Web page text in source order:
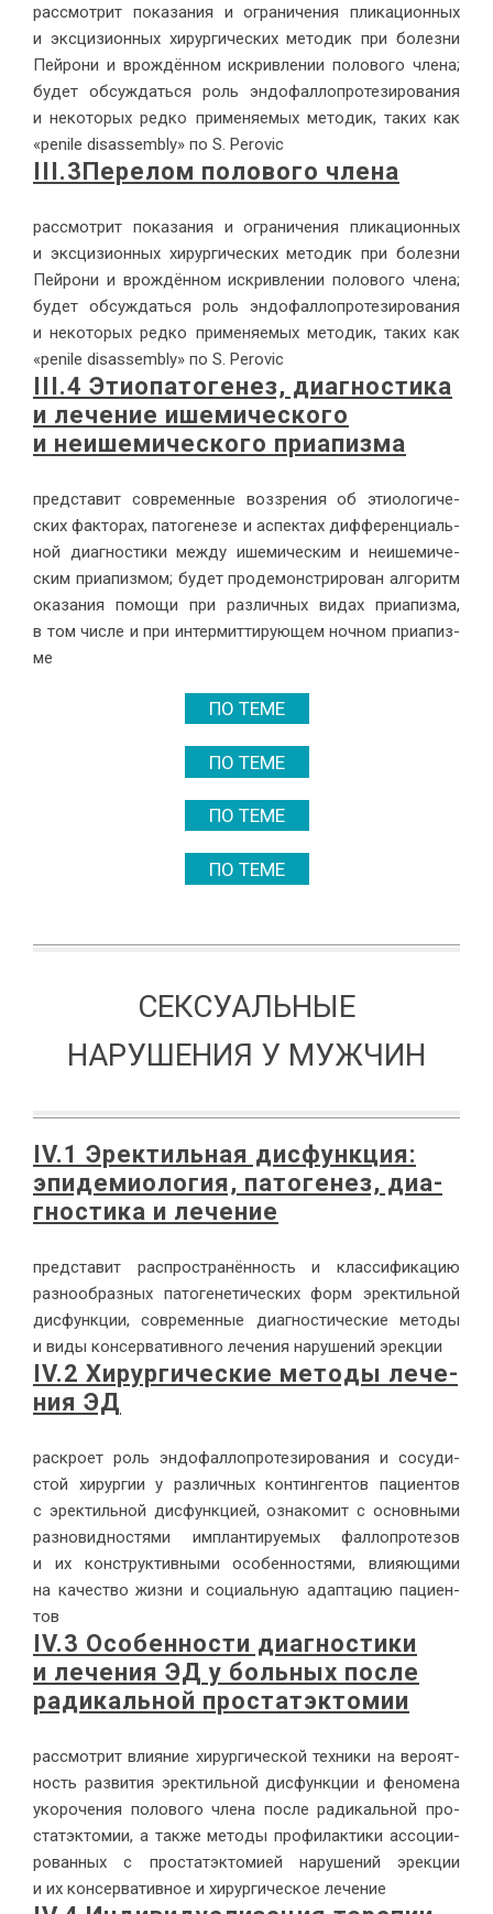
рас­смот­рит по­ка­за­ния и огра­ни­че­ния пли­ка­ци­он­ных
и экс­ци­зи­он­ных хи­рур­ги­че­ских ме­то­дик при бо­лез­ни
Пей­ро­ни и врож­дён­ном ис­крив­ле­нии по­ло­во­го чле­на;
бу­дет об­суж­дать­ся роль эн­до­фал­ло­про­те­зи­ро­ва­ния
и неко­то­рых ред­ко при­ме­ня­е­мых ме­то­дик, та­ких как
«penile disassembly» по S. Perovic
III.3Перелом полового члена
рас­смот­рит по­ка­за­ния и огра­ни­че­ния пли­ка­ци­он­ных
и экс­ци­зи­он­ных хи­рур­ги­че­ских ме­то­дик при бо­лез­ни
Пей­ро­ни и врож­дён­ном ис­крив­ле­нии по­ло­во­го чле­на;
бу­дет об­суж­дать­ся роль эн­до­фал­ло­про­те­зи­ро­ва­ния
и неко­то­рых ред­ко при­ме­ня­е­мых ме­то­дик, та­ких как
«penile disassembly» по S. Perovic
III.4 Этио­па­то­ге­нез, ди­а­гно­сти­ка
и ле­че­ние ише­ми­че­ско­го
и неише­ми­че­ско­го при­а­пиз­ма
пред­ста­вит совре­мен­ные воз­зре­ния об этио­ло­ги­че­
ских фак­то­рах, па­то­ге­не­зе и ас­пек­тах диф­фе­рен­ци­аль­
ной ди­а­гно­сти­ки меж­ду ише­ми­че­ским и неише­ми­че­
ским при­а­пиз­мом; бу­дет про­де­мон­стри­ро­ван ал­го­ритм
ока­за­ния по­мо­щи при раз­лич­ных ви­дах при­а­пиз­ма,
в том чис­ле и при ин­тер­мит­ти­ру­ю­щем ноч­ном при­а­пиз­
ме
ПО ТЕМЕ
ПО ТЕМЕ
ПО ТЕМЕ
ПО ТЕМЕ
СЕКСУАЛЬНЫЕ
НАРУШЕНИЯ У МУЖЧИН
IV.1 Эрек­тиль­ная дис­функ­ция:
эпи­де­мио­ло­гия, па­то­ге­нез, ди­а­
гно­сти­ка и ле­че­ние
пред­ста­вит рас­про­стра­нён­ность и клас­си­фи­ка­цию
раз­но­об­раз­ных па­то­ге­не­ти­че­ских форм эрек­тиль­ной
дис­функ­ции, совре­мен­ные ди­а­гно­сти­че­ские ме­то­ды
и ви­ды кон­сер­ва­тив­но­го ле­че­ния на­ру­ше­ний эрек­ции
IV.2 Хи­рур­ги­че­ские ме­то­ды ле­че­
ния ЭД
рас­кро­ет роль эн­до­фал­ло­про­те­зи­ро­ва­ния и со­су­ди­
стой хи­рур­гии у раз­лич­ных кон­тин­ген­тов па­ци­ен­тов
с эрек­тиль­ной дис­функ­ци­ей, озна­ко­мит с ос­нов­ны­ми
раз­но­вид­но­стя­ми им­план­ти­ру­е­мых фал­ло­про­те­зов
и их кон­струк­тив­ны­ми осо­бен­но­стя­ми, вли­я­ю­щи­ми
на ка­че­ство жиз­ни и со­ци­аль­ную адап­та­цию па­ци­ен­
тов
IV.3 Осо­бен­но­сти ди­а­гно­сти­ки
и ле­че­ния ЭД у боль­ных по­сле
ра­ди­каль­ной про­стат­эк­то­мии
рас­смот­рит вли­я­ние хи­рур­ги­че­ской тех­ни­ки на ве­ро­ят­
ность раз­ви­тия эрек­тиль­ной дис­функ­ции и фе­но­ме­на
уко­ро­че­ния по­ло­во­го чле­на по­сле ра­ди­каль­ной про­
стат­эк­то­мии, а так­же ме­то­ды про­фи­лак­ти­ки ас­со­ци­и­
ро­ван­ных с про­стат­эк­то­ми­ей на­ру­ше­ний эрек­ции
и их кон­сер­ва­тив­ное и хи­рур­ги­че­ское ле­че­ние